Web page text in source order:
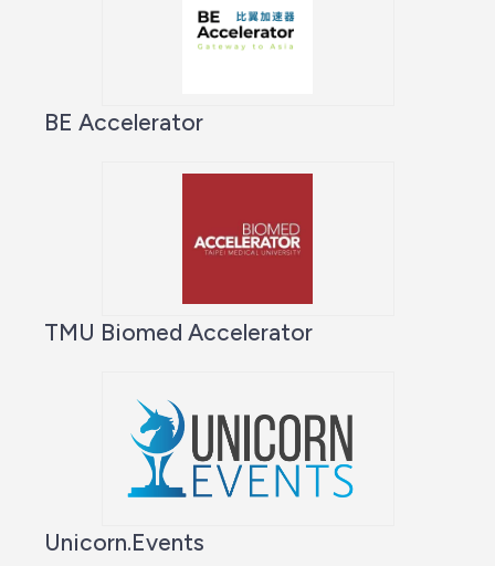
BE Accelerator
TMU Biomed Accelerator
Unicorn.Events